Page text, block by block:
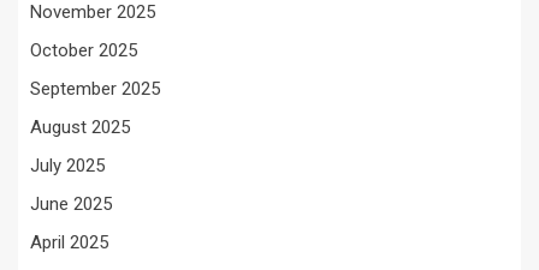
November 2025
October 2025
September 2025
August 2025
July 2025
June 2025
April 2025